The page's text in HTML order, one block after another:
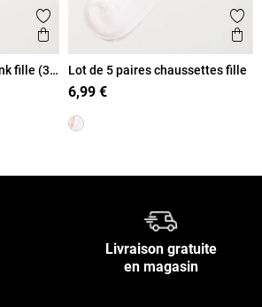
Ajouter aux favoris
Aperçu rapide
fille (3-
Lot de 5 paires chaussettes fille
6,99 €
Livraison gratuite
en magasin